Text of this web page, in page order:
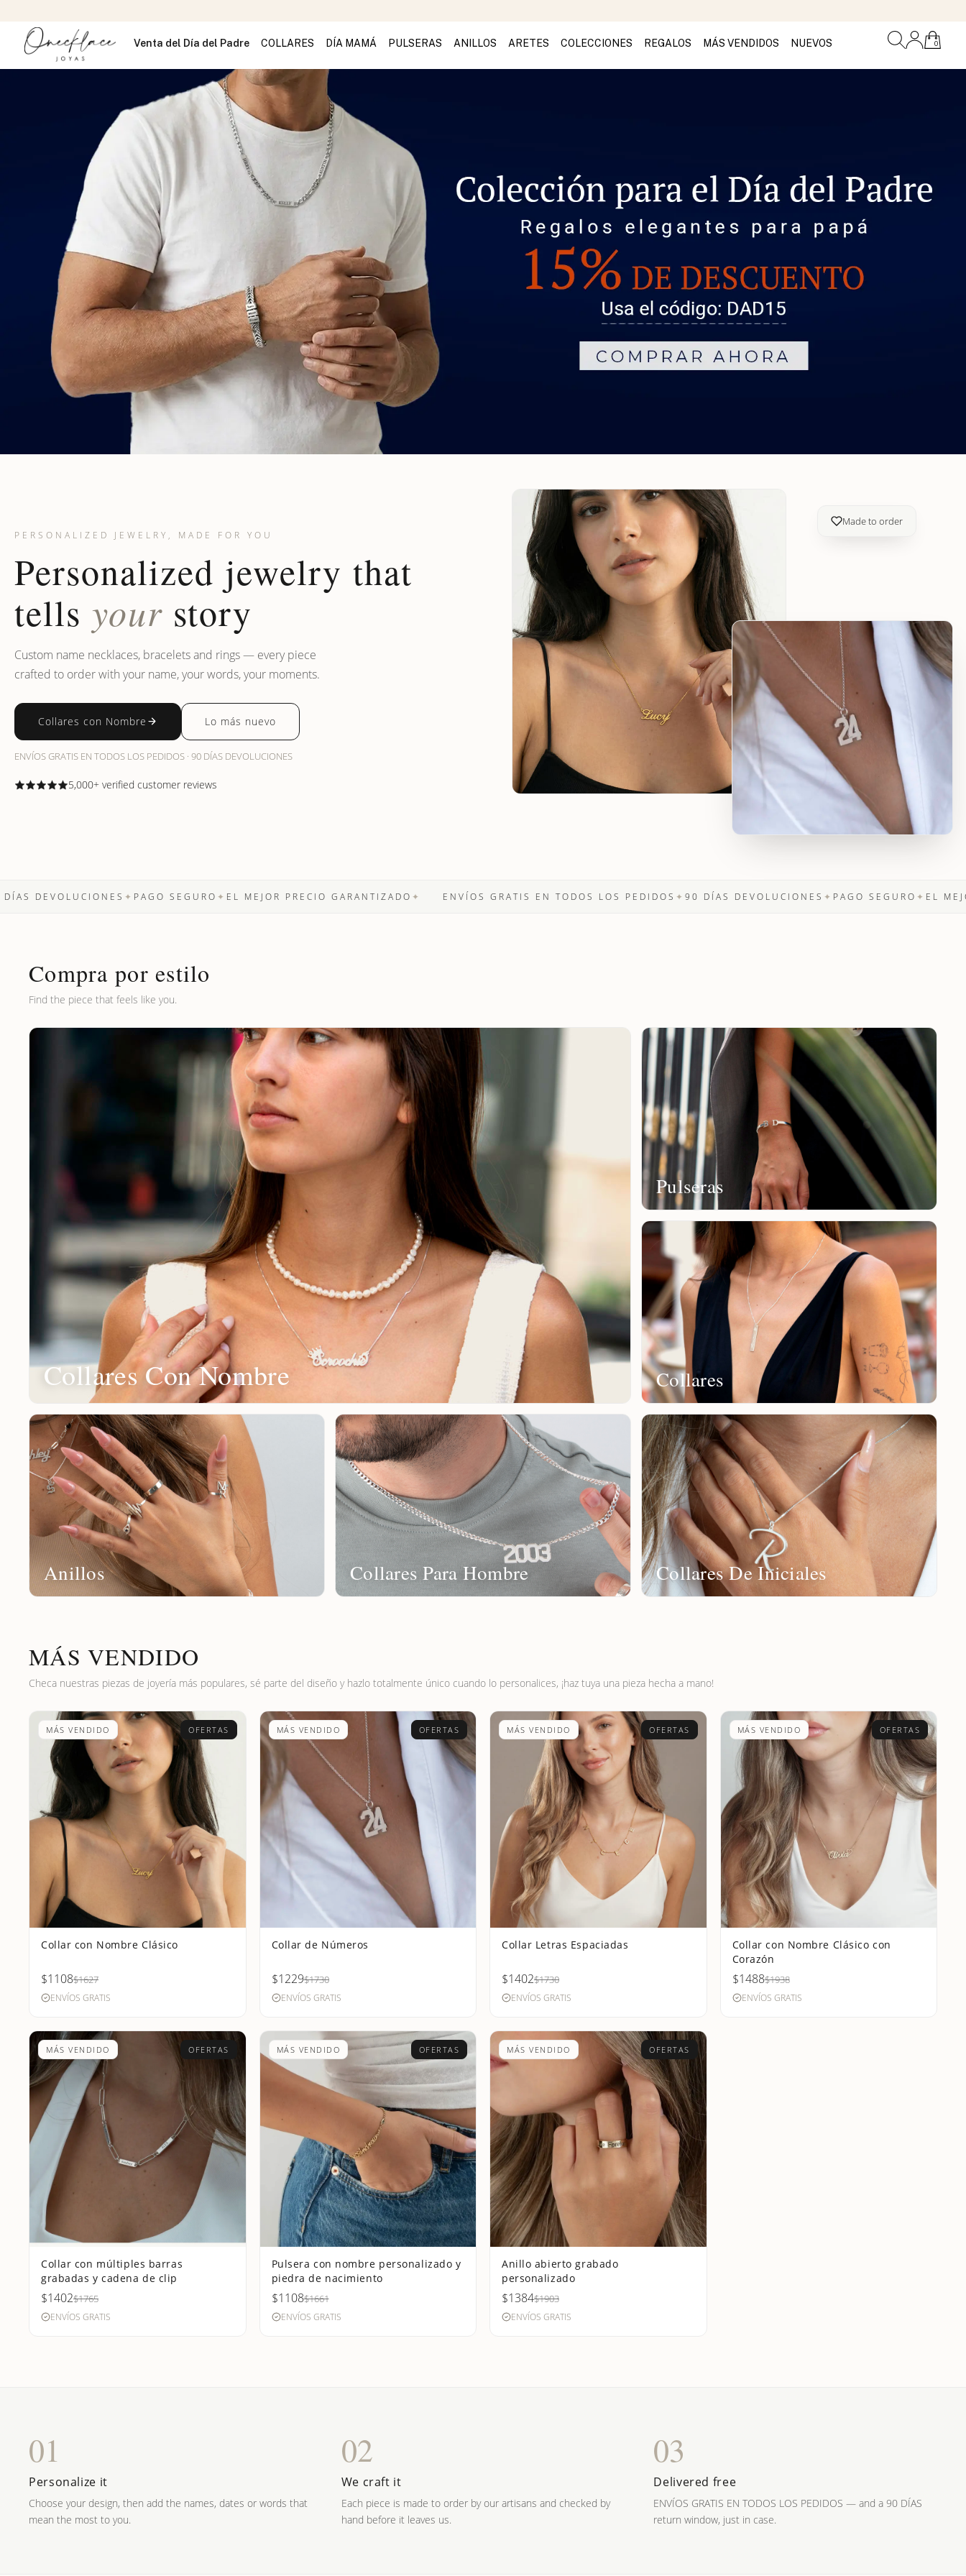
Venta del Día del Padre COLLARES DÍA MAMÁ PULSERAS ANILLOS ARETES COLECCIONES REGALOS MÁS VENDIDOS NUEVOS 0
PERSONALIZED JEWELRY, MADE FOR YOU
Personalized jewelry that
tells your story
Custom name necklaces, bracelets and rings — every piece
crafted to order with your name, your words, your moments.
Collares con Nombre Lo más nuevo
ENVÍOS GRATIS EN TODOS LOS PEDIDOS · 90 DÍAS DEVOLUCIONES
5,000+ verified customer reviews
Made to order
✦PAGO SEGURO✦ EL MEJOR PRECIO GARANTIZADO✦ ENVÍOS GRATIS EN TODOS LOS PEDIDOS ✦90 DÍAS DEVOLUCIONES ✦PAGO SEGURO✦ EL MEJOR
Compra por estilo
Find the piece that feels like you.
Collares Con Nombre
Pulseras
Collares
Anillos Collares Para Hombre Collares De Iniciales
MÁS VENDIDO
Checa nuestras piezas de joyería más populares, sé parte del diseño y hazlo totalmente único cuando lo personalices, ¡haz tuya una pieza hecha a mano!
MÁS VENDIDO OFERTAS
Collar con Nombre Clásico
$1108$1627
ENVÍOS GRATIS
MÁS VENDIDO OFERTAS
Collar de Números
$1229$1730
ENVÍOS GRATIS
MÁS VENDIDO OFERTAS
Collar Letras Espaciadas
$1402$1730
ENVÍOS GRATIS
MÁS VENDIDO OFERTAS
Collar con Nombre Clásico con
Corazón
$1488$1938
ENVÍOS GRATIS
MÁS VENDIDO OFERTAS
Collar con múltiples barras
grabadas y cadena de clip
$1402$1765
ENVÍOS GRATIS
MÁS VENDIDO OFERTAS
Pulsera con nombre personalizado y
piedra de nacimiento
$1108$1661
ENVÍOS GRATIS
MÁS VENDIDO OFERTAS
Anillo abierto grabado
personalizado
$1384$1903
ENVÍOS GRATIS
01
Personalize it
Choose your design, then add the names, dates or words that
mean the most to you.
02
We craft it
Each piece is made to order by our artisans and checked by
hand before it leaves us.
03
Delivered free
ENVÍOS GRATIS EN TODOS LOS PEDIDOS — and a 90 DÍAS
return window, just in case.